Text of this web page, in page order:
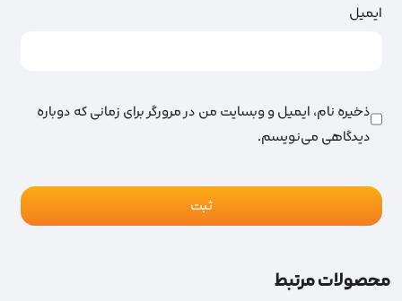
ایمیل
ذخیره نام، ایمیل و وبسایت من در مرورگر برای زمانی که دوباره
دیدگاهی می‌نویسم.
محصولات مرتبط